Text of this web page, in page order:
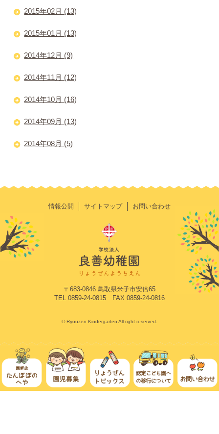
2015年02月 (13)
2015年01月 (13)
2014年12月 (9)
2014年11月 (12)
2014年10月 (16)
2014年09月 (13)
2014年08月 (5)
情報公開 サイトマップ お問い合わせ
〒683-0846 鳥取県米子市安倍65
TEL 0859-24-0815 FAX 0859-24-0816
© Ryouzen Kindergarten All right reserved.